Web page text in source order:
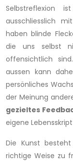
Selbstreflexion
ausschliesslich
haben blinde
die uns selbst
offensichtlich
aussen kann
persönliches
der Meinung
gezieltes
eigene
Die Kunst
richtige Weise zu